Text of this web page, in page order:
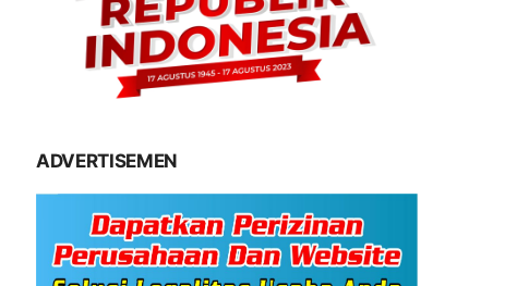
ADVERTISEMEN